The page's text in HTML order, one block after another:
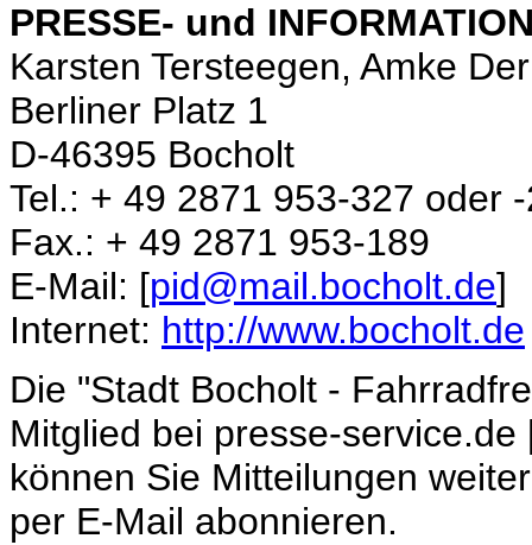
PRESSE- und
Karsten Tersteegen, Amke
Berliner Platz 1
D-46395 Bocholt
Tel.: + 49 2871 953-327 oder
Fax.: + 49 2871 953-189
E-Mail: [pid@mail.bocholt.de]
Internet: http://www.bocholt.de
Die "Stadt Bocholt -
Mitglied bei presse-service.de
können Sie Mitteilungen
per E-Mail abonnieren.